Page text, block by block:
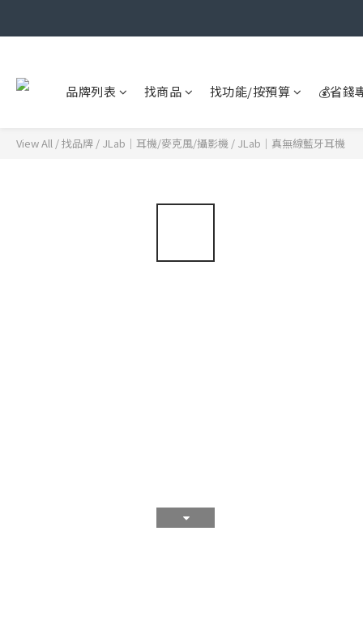
品牌列表 找商品 找功能/按預算 💰省錢
View All /找品牌 / JLab｜耳機/麥克風/攝影機 / JLab｜真無線藍牙耳機